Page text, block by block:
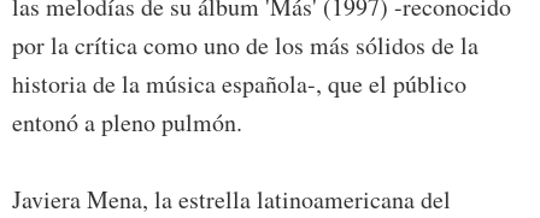
las melodías de su álbum 'Más' (1997) -reconocido
por la crítica como uno de los más sólidos de la
historia de la música española-, que el público
entonó a pleno pulmón.
Javiera Mena, la estrella latinoamericana del